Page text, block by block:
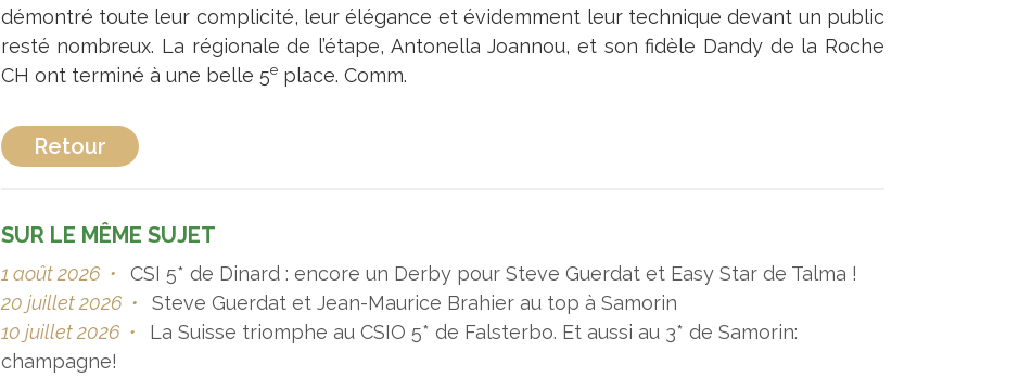
démontré toute leur complicité, leur élégance et évidemment leur technique devant un public
resté nombreux. La régionale de l’étape, Antonella Joannou, et son fidèle Dandy de la Roche
CH ont terminé à une belle 5eplace. Comm.
Retour
SUR LE MÊME SUJET
1 août 2026 •
CSI 5* de Dinard : encore un Derby pour Steve Guerdat et Easy Star de Talma !
20 juillet 2026 •
Steve Guerdat et Jean-Maurice Brahier au top à Samorin
10 juillet 2026 •
La Suisse triomphe au CSIO 5* de Falsterbo. Et aussi au 3* de Samorin:
champagne!